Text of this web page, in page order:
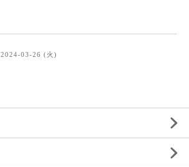
2024-03-26 (火)